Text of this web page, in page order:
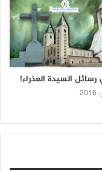
السيدة العذراء!